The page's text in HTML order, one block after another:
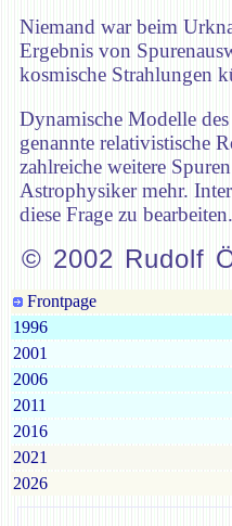
Niemand war beim
Ergebnis von
kosmische Strahlungen
Dynamische Modelle
genannte relativistische
zahlreiche weitere
Astrophysiker mehr.
diese Frage zu
© 2002 Rudolf
Frontpage
1996
2001
2006
2011
2016
2021
2026